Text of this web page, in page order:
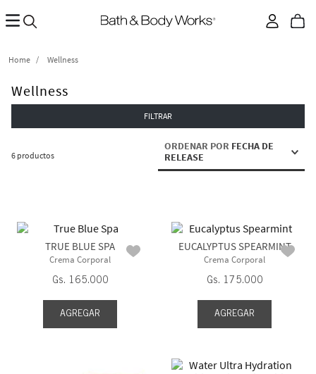
Wellness
Wellness
FILTRAR
6 productos
ORDENAR POR FECHA DE
RELEASE
TRUE BLUE SPA
Crema Corporal
Gs. 165.000
AGREGAR
EUCALYPTUS SPEARMINT
Crema Corporal
Gs. 175.000
AGREGAR